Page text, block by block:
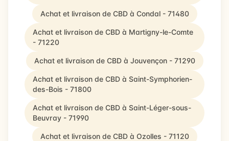
Achat et livraison de CBD à Condal - 71480
Achat et livraison de CBD à Martigny-le-Comte
- 71220
Achat et livraison de CBD à Jouvençon - 71290
Achat et livraison de CBD à Saint-Symphorien-
des-Bois - 71800
Achat et livraison de CBD à Saint-Léger-sous-
Beuvray - 71990
Achat et livraison de CBD à Ozolles - 71120